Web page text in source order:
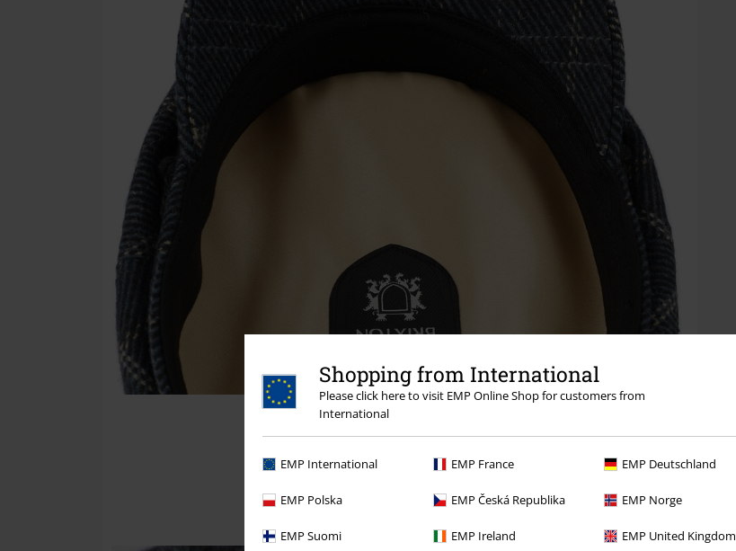
Shopping from International
Please click here to visit EMP Online Shop for customers from
International
EMP International EMP France EMP Deutschland
EMP Polska EMP Česká Republika EMP Norge
EMP Suomi EMP Ireland EMP United Kingdom